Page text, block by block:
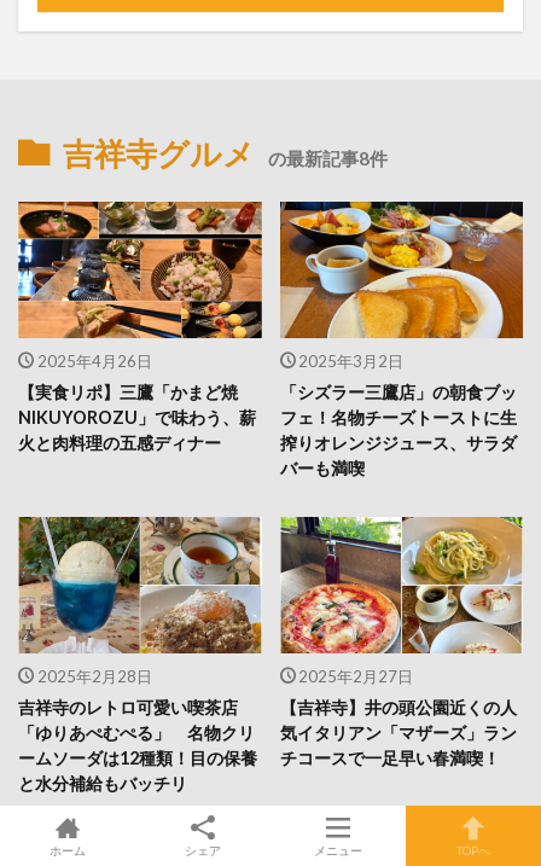
吉祥寺グルメ の最新記事8件
2025年4月26日
【実食リポ】三鷹「かまど焼
NIKUYOROZU」で味わう、薪
火と肉料理の五感ディナー
2025年3月2日
「シズラー三鷹店」の朝食ブッ
フェ！名物チーズトーストに生
搾りオレンジジュース、サラダ
バーも満喫
2025年2月28日
吉祥寺のレトロ可愛い喫茶店
「ゆりあぺむぺる」 名物クリ
ームソーダは12種類！目の保養
と水分補給もバッチリ
2025年2月27日
【吉祥寺】井の頭公園近くの人
気イタリアン「マザーズ」ラン
チコースで一足早い春満喫！
ホーム シェア メニュー TOPへ